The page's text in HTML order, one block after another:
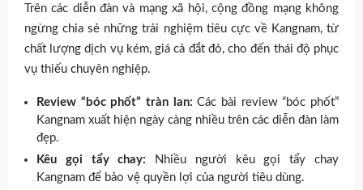
Trên các diễn đàn và mạng xã hội, cộng đồng mạng không
ngừng chia sẻ những trải nghiệm tiêu cực về Kangnam, từ
chất lượng dịch vụ kém, giá cả đắt đỏ, cho đến thái độ phục
vụ thiếu chuyên nghiệp.
Review “bóc phốt” tràn lan: Các bài review “bóc phốt”
Kangnam xuất hiện ngày càng nhiều trên các diễn đàn làm
đẹp.
Kêu gọi tẩy chay: Nhiều người kêu gọi tẩy chay
Kangnam để bảo vệ quyền lợi của người tiêu dùng.